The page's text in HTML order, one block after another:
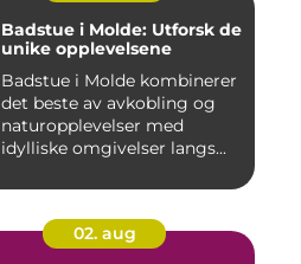
Badstue i Molde: Utforsk de
unike opplevelsene
Badstue i Molde kombinerer
det beste av avkobling og
naturopplevelser med
idylliske omgivelser langs...
02. aug